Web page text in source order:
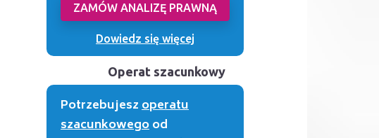
ZAMÓW ANALIZĘ PRAWNĄ
Dowiedz się więcej
Operat szacunkowy
Potrzebujeszoperatu
szacunkowegood